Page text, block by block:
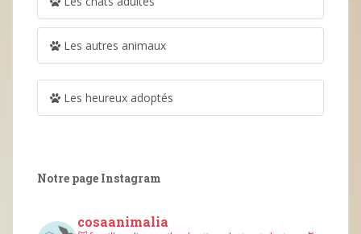
Les autres animaux
Les heureux adoptés
Notre page Instagram
cosaanimalia